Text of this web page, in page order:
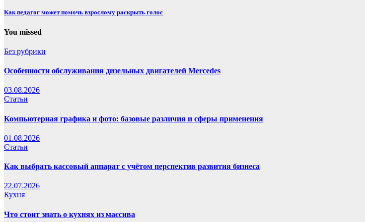
Как педагог может помочь взрослому раскрыть голос
You missed
Без рубрики
Особенности обслуживания дизельных двигателей Mercedes
03.08.2026
Статьи
Компьютерная графика и фото: базовые различия и сферы применения
01.08.2026
Статьи
Как выбрать кассовый аппарат с учётом перспектив развития бизнеса
22.07.2026
Кухня
Что стоит знать о кухнях из массива